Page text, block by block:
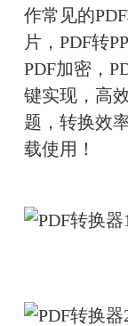
作常见的
片，PDF转
PDF加密，
键实现，高
题，转换效
载使用！